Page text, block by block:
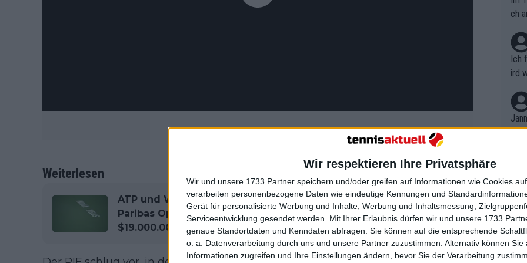
Wir respektieren Ihre Privatsphäre
Wir und unsere 1733 Partner speichern und/oder greifen auf Informationen wie Cookies
verarbeiten personenbezogene Daten wie eindeutige Kennungen und
Gerät für personalisierte Werbung und Inhalte, Werbung und Inhaltsmessung,
Serviceentwicklung gesendet werden. Mit Ihrer Erlaubnis dürfen wir und unsere 1733
genaue Standortdaten und Kenndaten abfragen. Sie können auf die entsprechende
o. a. Datenverarbeitung durch uns und unsere Partner zuzustimmen. Alternativ können Sie
Informationen zugreifen und Ihre Einstellungen ändern, bevor Sie der Verarbeitung
Weiterlesen
ATP und WTA PREISGELD und Punkteübersicht 2024 BNP
Paribas Open Indian Wells mit Rekordpreisgeldern von
$19.000.000 im Preispool
ch
Ich
ird
r in
em
t,
B.
on
n
nt.